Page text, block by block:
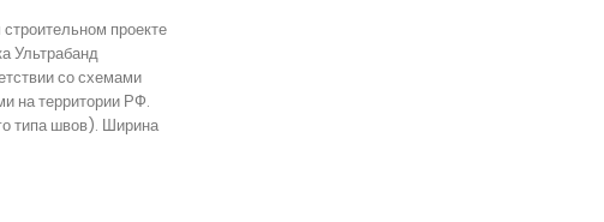
проекте
Ультрабанд
со схемами
на территории РФ.
типа швов). Ширина